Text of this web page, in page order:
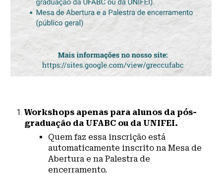
Workshops apenas para alunos da pós-
graduação da UFABC ou da UNIFEI.
Quem faz essa inscrição está
automaticamente inscrito na Mesa de
Abertura e na Palestra de
encerramento.